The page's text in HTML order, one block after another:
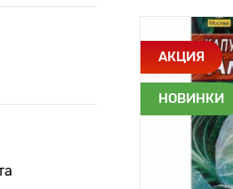
АКЦИЯ
НОВИНКИ
Растояние
растениями